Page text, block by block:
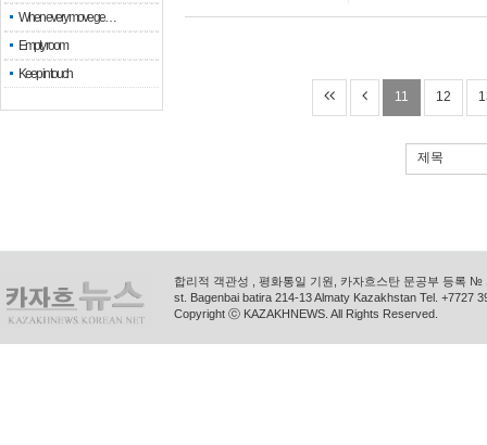
When every move ge…
Empty room
Keep in touch
11 12
제목
합리적 객관성 , 평화통일 기원, 카자흐스탄 문공부 등록
st. Bagenbai batira 214-13 Almaty Kazakhstan Tel. +7727
Copyright ⓒ KAZAKHNEWS. All Rights Reserved.